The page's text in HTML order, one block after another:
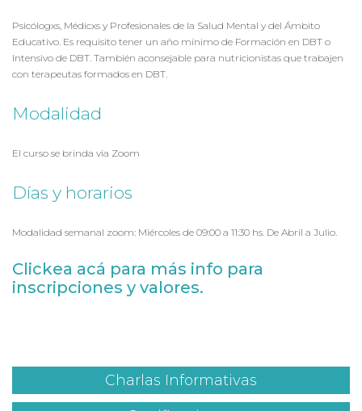
Psicólogxs, Médicxs y Profesionales de la Salud Mental y del Ámbito
Educativo. Es requisito tener un año mínimo de Formación en DBT o
Intensivo de DBT. También aconsejable para nutricionistas que trabajen
con terapeutas formados en DBT.
Modalidad
El curso se brinda via Zoom
Días y horarios
Modalidad semanal zoom: Miércoles de 09:00 a 11:30 hs. De Abril a Julio.
Clickea acá para más info para
inscripciones y valores.
Charlas Informativas